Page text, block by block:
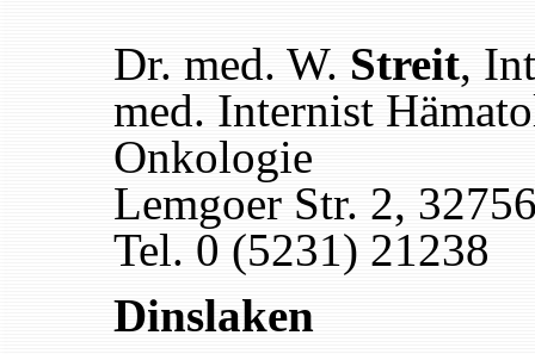
Dr. med. W. Streit,
med. Internist
Onkologie
Lemgoer Str. 2,
Tel. 0 (5231) 21238
Dinslaken